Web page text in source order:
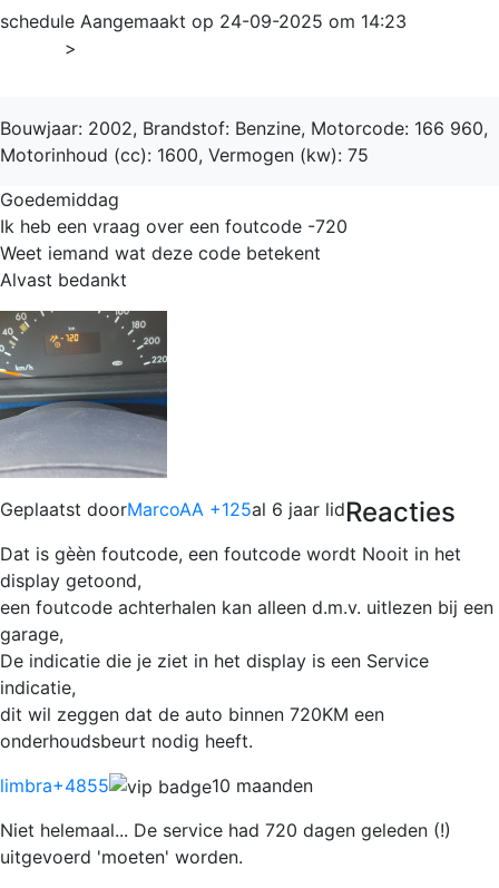
schedule Aangemaakt op 24-09-2025 om 14:23
>
Bouwjaar: 2002, Brandstof: Benzine, Motorcode: 166 960,
Motorinhoud (cc): 1600, Vermogen (kw): 75
Goedemiddag
Ik heb een vraag over een foutcode -720
Weet iemand wat deze code betekent
Alvast bedankt
Geplaatst doorMarcoAA +125al 6 jaar lidReacties
Dat is gèèn foutcode, een foutcode wordt Nooit in het
display getoond,
een foutcode achterhalen kan alleen d.m.v. uitlezen bij een
garage,
De indicatie die je ziet in het display is een Service
indicatie,
dit wil zeggen dat de auto binnen 720KM een
onderhoudsbeurt nodig heeft.
limbra+4855
10 maanden
Niet helemaal... De service had 720 dagen geleden (!)
uitgevoerd 'moeten' worden.